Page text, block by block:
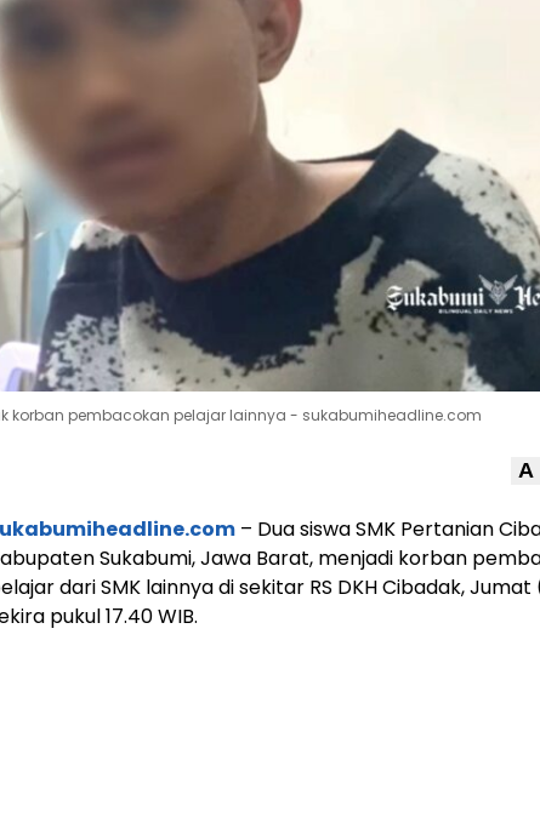
korban pembacokan pelajar lainnya - sukabumiheadline.com
A
– Dua siswa SMK Pertanian
Sukabumi, Jawa Barat, menjadi korban
dari SMK lainnya di sekitar RS DKH Cibadak,
pukul 17.40 WIB.